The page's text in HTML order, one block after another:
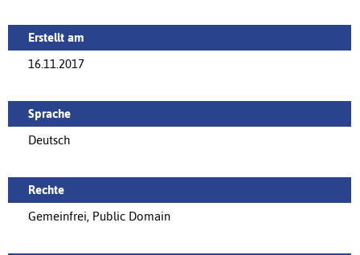
Erstellt am
16.11.2017
Sprache
Deutsch
Rechte
Gemeinfrei, Public Domain